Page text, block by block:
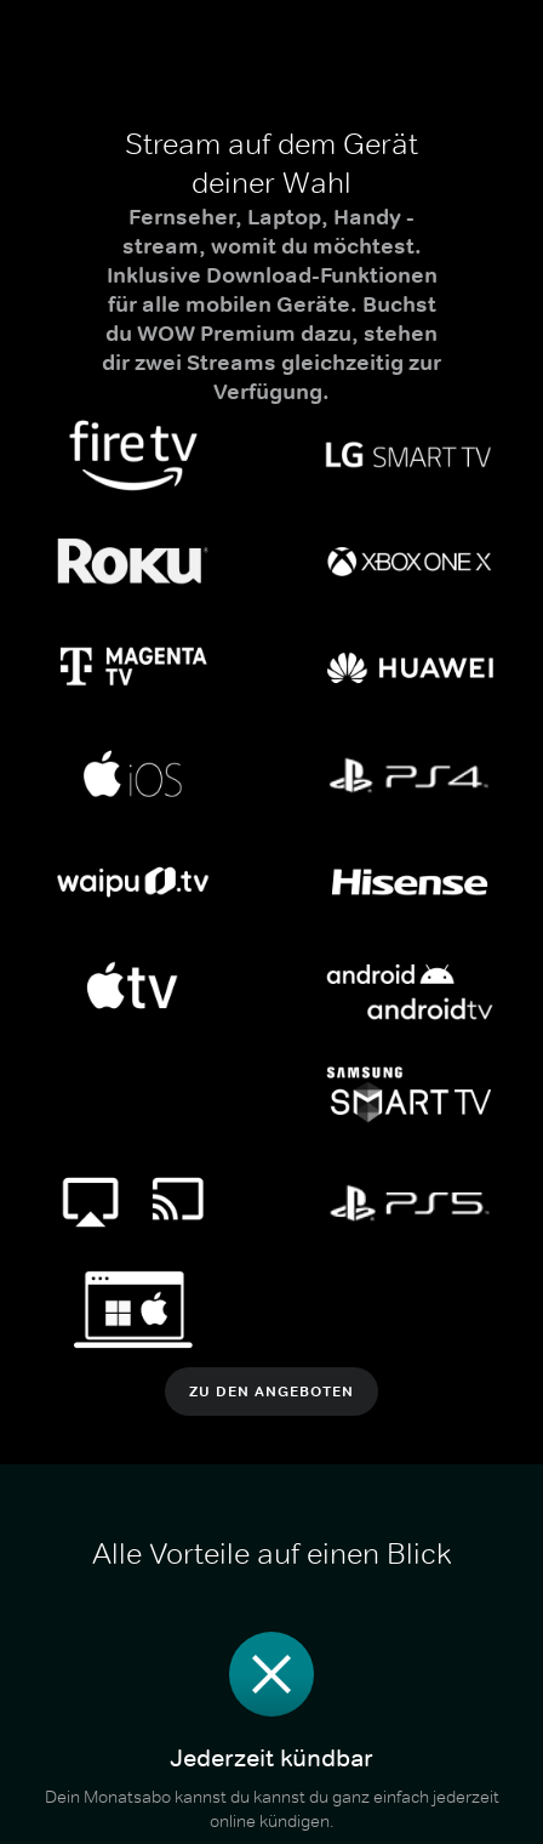
Stream auf dem Gerät
deiner Wahl
Fernseher, Laptop, Handy -
stream, womit du möchtest.
Inklusive Download-Funktionen
für alle mobilen Geräte. Buchst
du WOW Premium dazu, stehen
dir zwei Streams gleichzeitig zur
Verfügung.
ZU DEN ANGEBOTEN
Alle Vorteile auf einen Blick
Jederzeit kündbar
Dein Monatsabo kannst du kannst du ganz einfach jederzeit
online kündigen.